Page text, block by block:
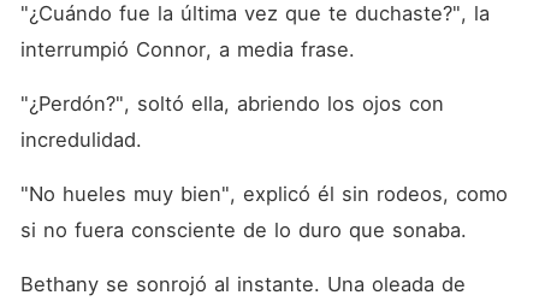
"¿Cuándo fue la última vez que te duchaste?", la
interrumpió Connor, a media frase.
"¿Perdón?", soltó ella, abriendo los ojos con
incredulidad.
"No hueles muy bien", explicó él sin rodeos, como
si no fuera consciente de lo duro que sonaba.
Bethany se sonrojó al instante. Una oleada de